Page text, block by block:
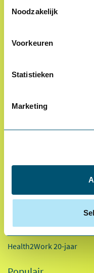
Noodzakelijk
Voorkeuren
Statistieken
Marketing
Over ons
Kennisdocumenten
Health2Work 20-jaar